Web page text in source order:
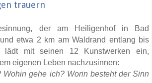
trauern
der am Heiligenhof in Bad
etwa 2 km am Waldrand entlang bis
lädt mit seinen 12 Kunstwerken ein,
eigenen Leben nachzusinnen:
Wohin gehe ich? Worin besteht der Sinn